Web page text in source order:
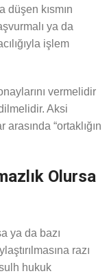
düşen kısmın
ya da
işlem
vermelidir
Aksi
“ortaklığın
Olursa
ya da bazı
razı
hukuk